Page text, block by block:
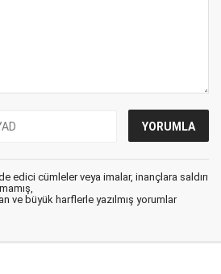
edici cümleler veya imalar, inançlara saldırı
ve büyük harflerle yazılmış yorumlar